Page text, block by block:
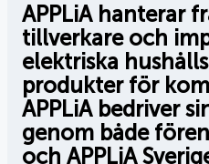
APPLiA hanterar
tillverkare och
elektriska
produkter för
APPLiA bedriver
genom både
och APPLiA